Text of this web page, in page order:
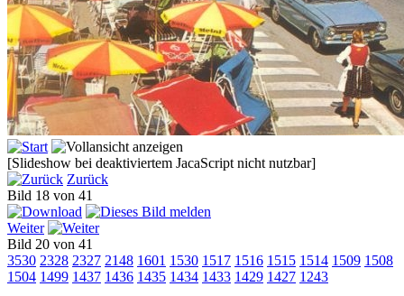
[Slideshow bei deaktiviertem JacaScript nicht nutzbar]
Zurück
Bild 18 von 41
Weiter
Bild 20 von 41
3530 2328 2327 2148 1601 1530 1517 1516 1515 1514 1509 1508
1504 1499 1437 1436 1435 1434 1433 1429 1427 1243